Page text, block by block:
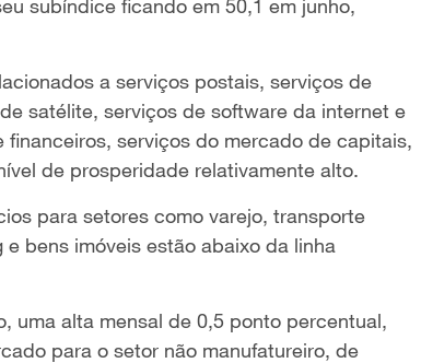
subíndice ficando em 50,1 em junho,
a serviços postais, serviços de
satélite, serviços de software da internet e
serviços do mercado de capitais,
de prosperidade relativamente alto.
para setores como varejo, transporte
bens imóveis estão abaixo da linha
uma alta mensal de 0,5 ponto percentual,
para o setor não manufatureiro, de